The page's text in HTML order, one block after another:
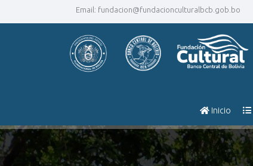
Email: fundacion@fundacionculturalbcb.gob.bo
Inicio